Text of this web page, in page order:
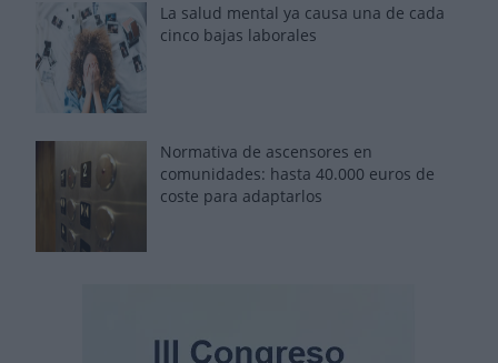
La salud mental ya causa una de cada
cinco bajas laborales
Normativa de ascensores en
comunidades: hasta 40.000 euros de
coste para adaptarlos